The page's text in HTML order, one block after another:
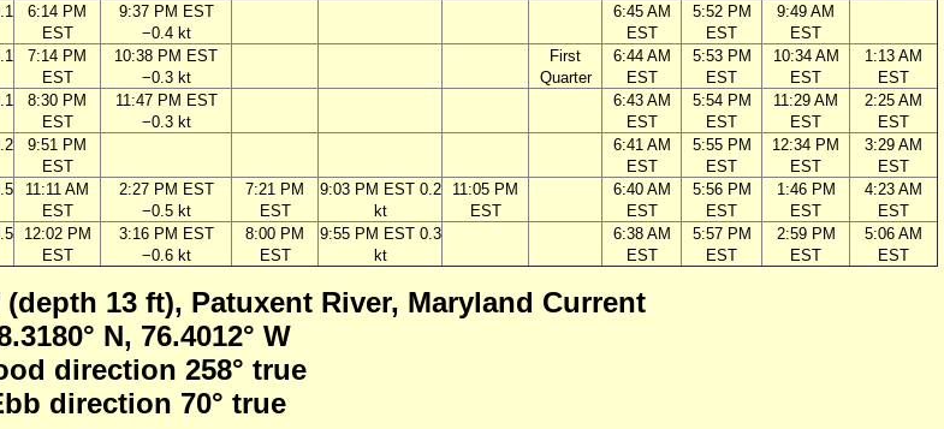
6:14 PM
EST
9:37 PM EST
−0.4 kt
6:45 AM
EST
5:52 PM
EST
9:49 AM
EST
7:14 PM
EST
10:38 PM EST
−0.3 kt
First
Quarter
6:44 AM
EST
5:53 PM
EST
10:34 AM
EST
1:13 AM
EST
8:30 PM
EST
11:47 PM EST
−0.3 kt
6:43 AM
EST
5:54 PM
EST
11:29 AM
EST
2:25 AM
EST
9:51 PM
EST
6:41 AM
EST
5:55 PM
EST
12:34 PM
EST
3:29 AM
EST
11:11 AM
EST
2:27 PM EST
−0.5 kt
7:21 PM
EST
9:03 PM EST 0.2
kt
11:05 PM
EST
6:40 AM
EST
5:56 PM
EST
1:46 PM
EST
4:23 AM
EST
12:02 PM
EST
3:16 PM EST
−0.6 kt
8:00 PM
EST
9:55 PM EST 0.3
kt
6:38 AM
EST
5:57 PM
EST
2:59 PM
EST
5:06 AM
EST
13 ft), Patuxent River, Maryland Current
N, 76.4012° W
direction 258° true
direction 70° true